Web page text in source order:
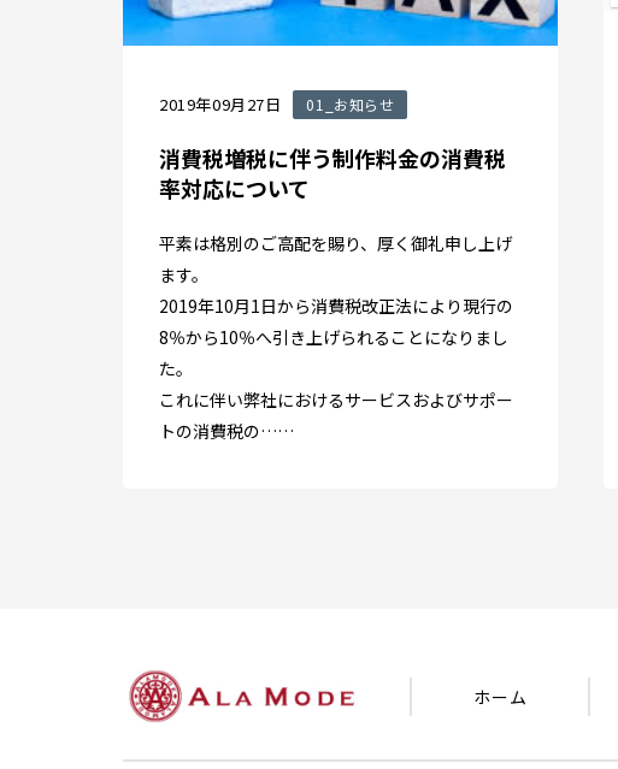
2019年09月27日 01_お知らせ
消費税増税に伴う制作料金の消費税
率対応について
平素は格別のご高配を賜り、厚く御礼申し上げ
ます。
2019年10月1日から消費税改正法により現行の
8％から10％へ引き上げられることになりまし
た。
これに伴い弊社におけるサービスおよびサポー
トの消費税の……
ホーム